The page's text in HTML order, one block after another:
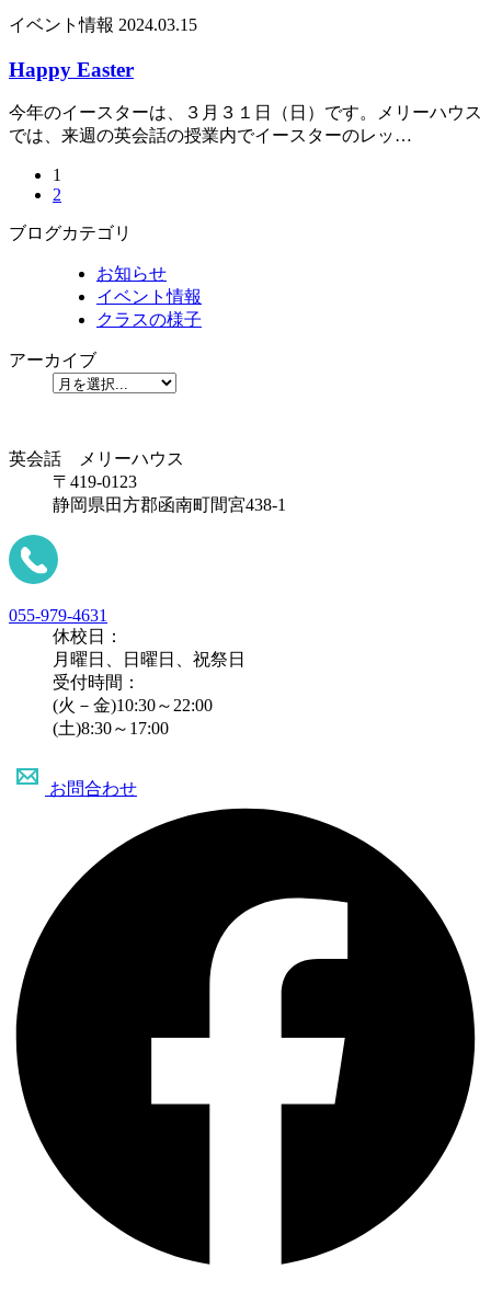
イベント情報 2024.03.15
Happy Easter
今年のイースターは、３月３１日（日）です。メリーハウス
では、来週の英会話の授業内でイースターのレッ…
1
2
ブログカテゴリ
お知らせ
イベント情報
クラスの様子
アーカイブ
英会話 メリーハウス
〒419-0123
静岡県田方郡函南町間宮438-1
055-979-4631
休校日：
月曜日、日曜日、祝祭日
受付時間：
(火－金)10:30～22:00
(土)8:30～17:00
お問合わせ